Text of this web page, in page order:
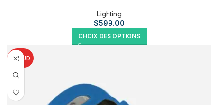
Lighting
$599.00
CHOIX DES OPTIONS
CHAUD